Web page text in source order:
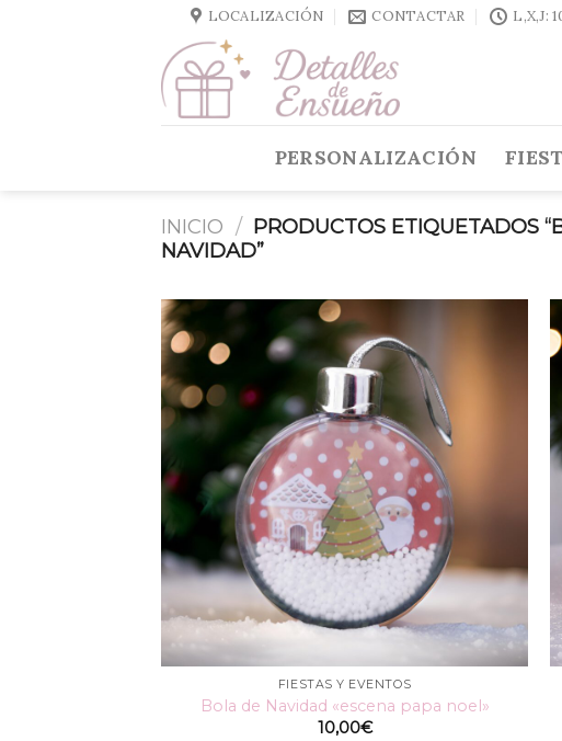
LOCALIZACIÓN CONTACTAR L,X,J:
PERSONALIZACIÓN
INICIO / PRODUCTOS ETIQUETADOS
NAVIDAD”
FIESTAS Y EVENTOS
Bola de Navidad «escena papa noel»
10,00€